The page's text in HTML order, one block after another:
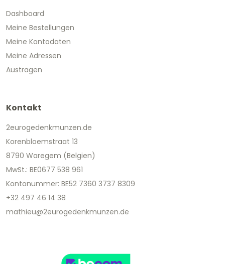
Dashboard
Meine Bestellungen
Meine Kontodaten
Meine Adressen
Austragen
Kontakt
2eurogedenkmunzen.de
Korenbloemstraat 13
8790 Waregem (Belgien)
MwSt.: BE0677 538 961
Kontonummer: BE52 7360 3737 8309
+32 497 46 14 38
mathieu@2eurogedenkmunzen.de